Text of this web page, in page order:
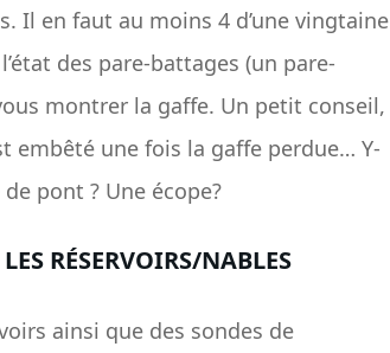
Il en faut au moins 4 d’une vingtaine
des pare-battages (un pare-
montrer la gaffe. Un petit conseil,
embêté une fois la gaffe perdue… Y-
pont ? Une écope?
RÉSERVOIRS/NABLES
ainsi que des sondes de